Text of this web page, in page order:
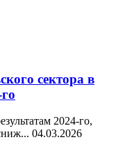
сектора в
2024-го,
04.03.2026